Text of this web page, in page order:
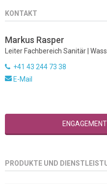
KONTAKT
Markus Rasper
Leiter Fachbereich Sanitär |
+41 43 244 73 38
E-Mail
PRODUKTE UND